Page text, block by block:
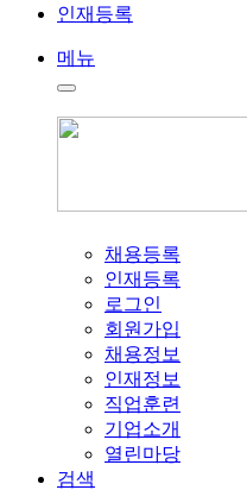
인재등록
메뉴
채용등록
인재등록
로그인
회원가입
채용정보
인재정보
직업훈련
기업소개
열린마당
검색